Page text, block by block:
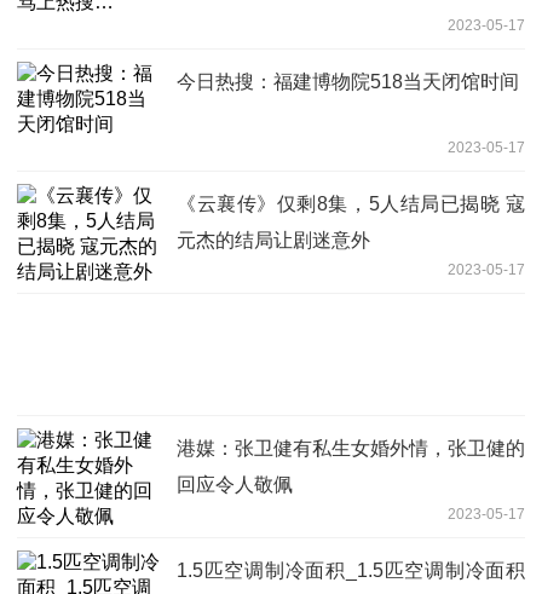
2023-05-17
今日热搜：福建博物院518当天闭馆时间
2023-05-17
《云襄传》仅剩8集，5人结局已揭晓 寇
元杰的结局让剧迷意外
2023-05-17
港媒：张卫健有私生女婚外情，张卫健的
回应令人敬佩
2023-05-17
1.5匹空调制冷面积_1.5匹空调制冷面积